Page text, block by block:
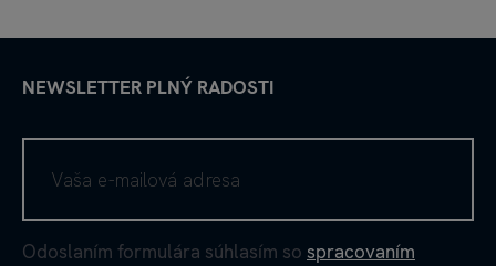
NEWSLETTER PLNÝ RADOSTI
Odoslaním formulára súhlasím so spracovaním